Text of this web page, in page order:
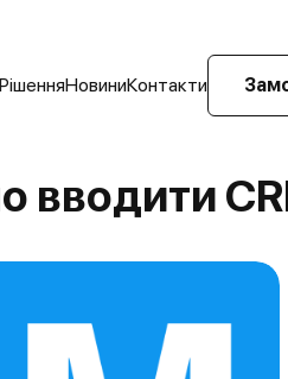
РішенняНовиниКонтакти
вводити